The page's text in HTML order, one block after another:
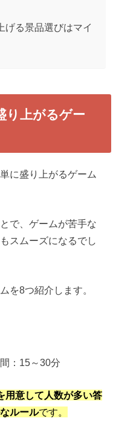
げる景品選びはマイ
り上がるゲー
に盛り上がるゲーム
で、ゲームが苦手な
スムーズになるでし
を8つ紹介します。
：15～30分
用意して人数が多い答
ルールです。